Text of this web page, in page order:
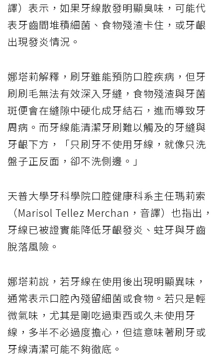
譯）表示，如果牙線散發明顯臭味，可能代
表牙齒間堆積細菌、食物殘渣卡住，或牙齦
出現發炎情況。
娜塔莉解釋，刷牙雖能預防口腔疾病，但牙
刷刷毛無法有效深入牙縫，食物殘渣與牙菌
斑便會在縫隙中硬化成牙結石，進而導致牙
周病。而牙線能清潔牙刷難以觸及的牙縫與
牙齦下方，「只刷牙不使用牙線，就像只洗
盤子正反面，卻不洗側邊。」
天普大學牙科學院口腔健康科系主任瑪莉索
（Marisol Tellez Merchan，音譯）也指出，
牙線已被證實能降低牙齦發炎、蛀牙與牙齒
脫落風險。
娜塔莉說，若牙線在使用後出現明顯異味，
通常表示口腔內殘留細菌或食物。若只是輕
微氣味，尤其是剛吃過東西或久未使用牙
線，多半不必過度擔心，但這意味著刷牙或
牙線清潔可能不夠徹底。